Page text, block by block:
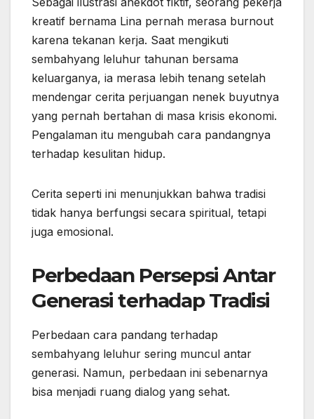
kreatif bernama Lina pernah merasa burnout
karena tekanan kerja. Saat mengikuti
sembahyang leluhur tahunan bersama
keluarganya, ia merasa lebih tenang setelah
mendengar cerita perjuangan nenek buyutnya
yang pernah bertahan di masa krisis ekonomi.
Pengalaman itu mengubah cara pandangnya
terhadap kesulitan hidup.
Cerita seperti ini menunjukkan bahwa tradisi
tidak hanya berfungsi secara spiritual, tetapi
juga emosional.
Perbedaan Persepsi Antar
Generasi terhadap Tradisi
Perbedaan cara pandang terhadap
sembahyang leluhur sering muncul antar
generasi. Namun, perbedaan ini sebenarnya
bisa menjadi ruang dialog yang sehat.